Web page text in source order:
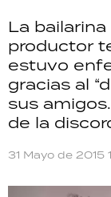
La
productor
estuvo
gracias al
sus
de la
31 Mayo de 2015
GRAN
SALUD